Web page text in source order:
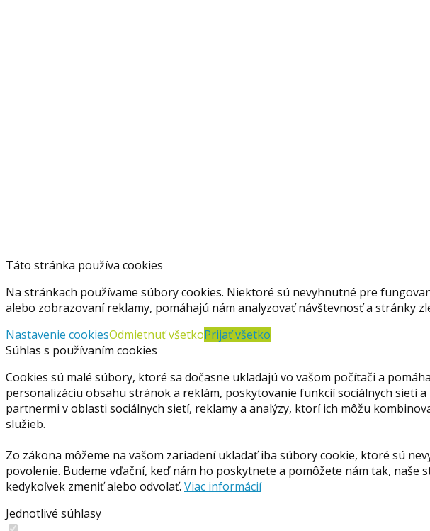
Táto stránka používa cookies
Na stránkach používame súbory cookies. Niektoré sú nevyhnutné pre
alebo zobrazovaní reklamy, pomáhajú nám analyzovať návštevnosť a stránky
Nastavenie cookiesOdmietnuť všetkoPrijať všetko
Súhlas s používaním cookies
Cookies sú malé súbory, ktoré sa dočasne ukladajú vo vašom počítači a
personalizáciu obsahu stránok a reklám, poskytovanie funkcií sociálnych sietí
partnermi v oblasti sociálnych sietí, reklamy a analýzy, ktorí ich môžu
služieb.
Zo zákona môžeme na vašom zariadení ukladať iba súbory cookie, ktoré sú
povolenie. Budeme vďační, keď nám ho poskytnete a pomôžete nám tak,
kedykoľvek zmeniť alebo odvolať. Viac informácií
Jednotlivé súhlasy